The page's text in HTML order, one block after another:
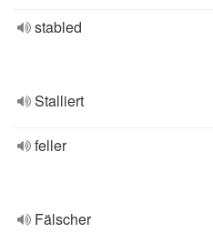
stabled
Stalliert
feller
Fälscher